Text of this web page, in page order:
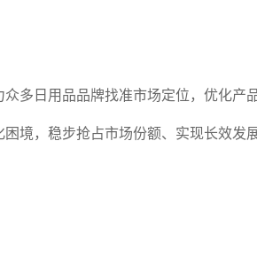
多日用品品牌找准市场定位，优化产
境，稳步抢占市场份额、实现长效发展